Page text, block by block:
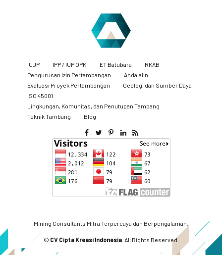
IUJP IPP / IUP OPK ET Batubara
RKAB
Pengurusan Izin Pertambangan
Andalalin
Evaluasi Proyek Pertambangan
Geologi dan Sumber Daya
ISO 45001
Lingkungan, Komunitas, dan Penutupan Tambang
​Teknik Tambang
Blog
Mining Consultants Mitra Terpercaya dan Berpengalaman.
© CV Cipta Kreasi Indonesia. All Rights Reserved.